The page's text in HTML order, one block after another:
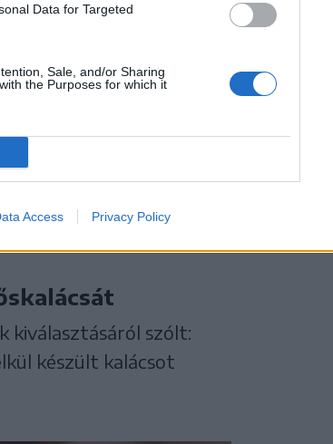
Data for Targeted
Sale, and/or Sharing
the Purposes for which it
Access Privacy Policy
a Melinda
és a Bodosi Kürtős
Kris&Hen
Árpád Kürtősház,
a Klebenlup
érkezett, méghozzá
kiválasztásáról szólt:
készült kalácsot